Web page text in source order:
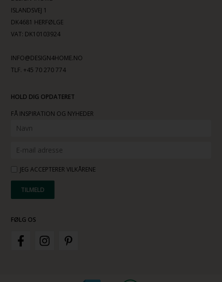
ISLANDSVEJ 1
DK4681 HERFØLGE
VAT: DK10103924
INFO@DESIGN4HOME.NO
TLF. +45 70 270 774
HOLD DIG OPDATERET
FÅ INSPIRATION OG NYHEDER
JEG ACCEPTERER VILKÅRENE
FØLG OS